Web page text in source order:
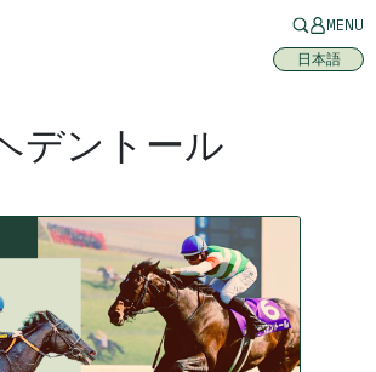
MENU
日本語
デントール